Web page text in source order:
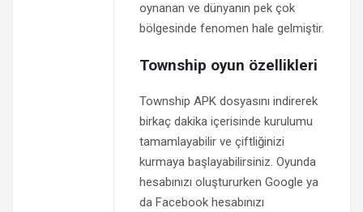
oynanan ve dünyanın pek çok
bölgesinde fenomen hale gelmiştir.
Township oyun özellikleri
Township APK dosyasını indirerek
birkaç dakika içerisinde kurulumu
tamamlayabilir ve çiftliğinizi
kurmaya başlayabilirsiniz. Oyunda
hesabınızı oluştururken Google ya
da Facebook hesabınızı